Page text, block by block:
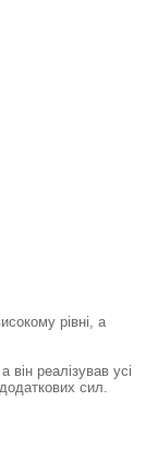
рівні, а
реалізував усі
сил.